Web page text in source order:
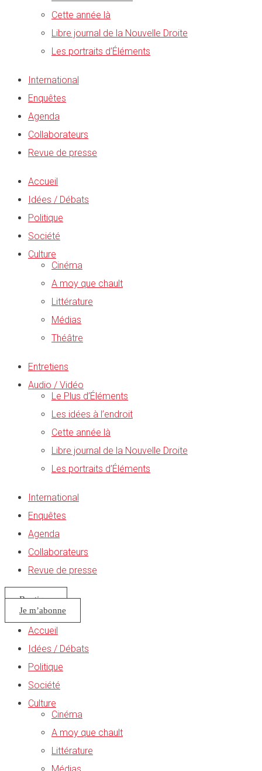
Cette année là
Libre journal de la Nouvelle Droite
Les portraits d’Éléments
International
Enquêtes
Agenda
Collaborateurs
Revue de presse
Accueil
Idées / Débats
Politique
Société
Culture
Cinéma
A moy que chault
Littérature
Médias
Théâtre
Entretiens
Audio / Vidéo
Le Plus d’Éléments
Les idées à l’endroit
Cette année là
Libre journal de la Nouvelle Droite
Les portraits d’Éléments
International
Enquêtes
Agenda
Collaborateurs
Revue de presse
Boutique
Je m’abonne
Accueil
Idées / Débats
Politique
Société
Culture
Cinéma
A moy que chault
Littérature